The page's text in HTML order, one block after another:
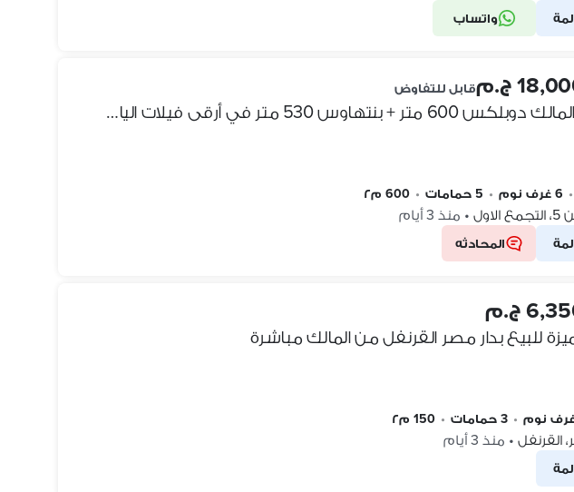
واتساب
ج.م قابل للتفاوض
بيع من المالك دوبلكس 600 متر + بنتهاوس 530 متر في أرقى فيلات الياسمين
• 6 غرف نوم • 5 حمامات • 600 م٢
• منذ 3 أيام
المحادثه
ج.م
للبيع بدار مصر القرنفل من المالك مباشرة
• 3 حمامات • 150 م٢
القرنفل • منذ 3 أيام